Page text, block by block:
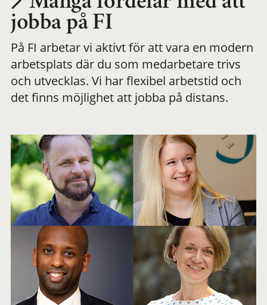
Utvecklas på en
meningsfull och
flexibel
jobba på FI
På FI arbetar vi aktivt för att vara en modern
arbetsplats där du som medarbetare trivs
och utvecklas. Vi har flexibel arbetstid och
det finns möjlighet att jobba på distans.